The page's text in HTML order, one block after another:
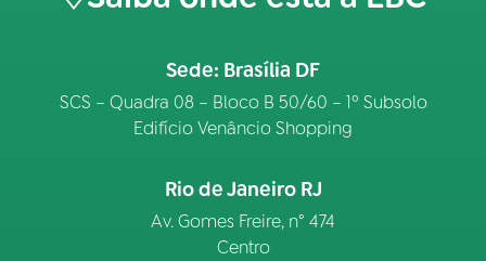
Sede: Brasília DF
SCS – Quadra 08 – Bloco B 50/60 – 1º Subsolo
Edifício Venâncio Shopping
Rio de Janeiro RJ
Av. Gomes Freire, n° 474
Centro